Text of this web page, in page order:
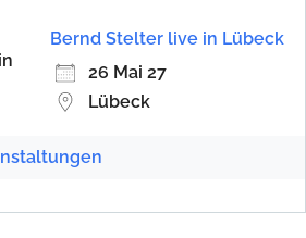
Bernd Stelter live in Lübeck
26 Mai 27
Lübeck